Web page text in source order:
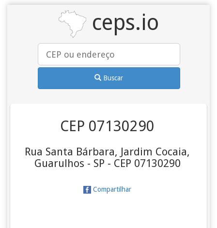
ceps.io
Buscar
CEP 07130290
Rua Santa Bárbara, Jardim Cocaia,
Guarulhos - SP - CEP 07130290
Compartilhar